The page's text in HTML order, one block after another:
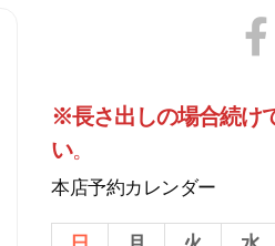
※長さ出しの場合続け
い。
本店予約カレンダー